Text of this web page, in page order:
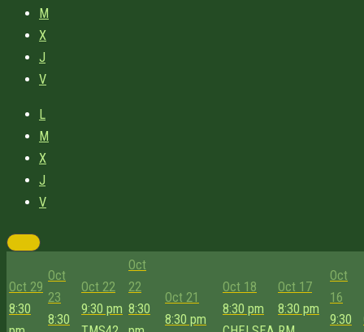
M
X
J
V
L
M
X
J
V
Oct 29
8:30
Oct
23
8:30
Oct 22
9:30 pm
Oct
22
8:30
Oct 21
8:30 pm
Oct 18
8:30 pm
Oct 17
8:30 pm
Oct
16
9:30